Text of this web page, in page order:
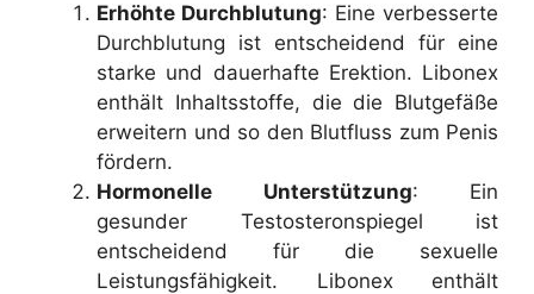
Erhöhte Durchblutung: Eine verbesserte
Durchblutung ist entscheidend für eine
starke und dauerhafte Erektion. Libonex
enthält Inhaltsstoffe, die die Blutgefäße
erweitern und so den Blutfluss zum Penis
fördern.
Hormonelle Unterstützung: Ein
gesunder Testosteronspiegel ist
entscheidend für die sexuelle
Leistungsfähigkeit. Libonex enthält